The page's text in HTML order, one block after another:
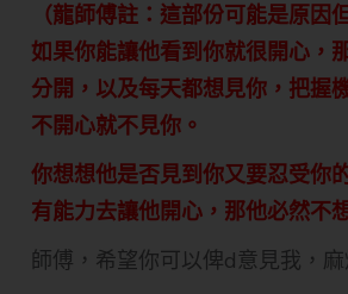
（龍師傅註：這部份可能是原因
如果你能讓他看到你就很開心，
分開，以及每天都想見你，把握
不開心就不見你。
你想想他是否見到你又要忍受你
有能力去讓他開心，那他必然不
師傅，希望你可以俾d意見我，麻